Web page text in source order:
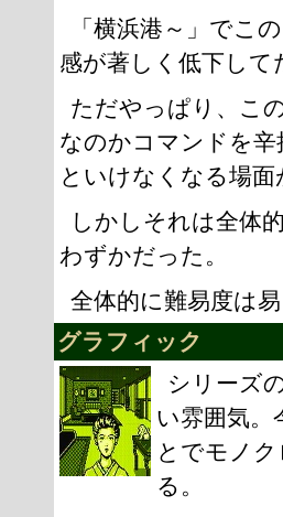
「横浜港～」でこ
感が著しく低下して
ただやっぱり、こ
なのかコマンドを辛
といけなくなる場面
しかしそれは全体
わずかだった。
全体的に難易度は
グラフィック
シリーズ
い雰囲気。
とでモノ
る。